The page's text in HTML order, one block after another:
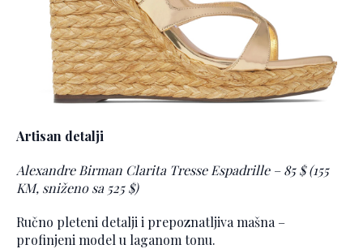
Artisan detalji
Alexandre Birman Clarita Tresse Espadrille – 85 $ (155
KM, sniženo sa 525 $)
Ručno pleteni detalji i prepoznatljiva mašna –
profinjeni model u laganom tonu.